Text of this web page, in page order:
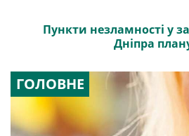
Пункти незламності у
Дніпра
ГОЛОВНЕ